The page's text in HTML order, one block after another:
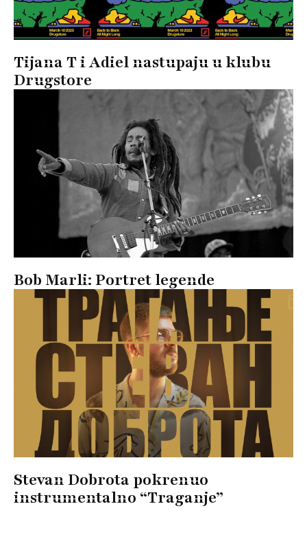
Tijana T i Adiel nastupaju u klubu
Drugstore
Bob Marli: Portret legende
Stevan Dobrota pokrenuo
instrumentalno “Traganje”